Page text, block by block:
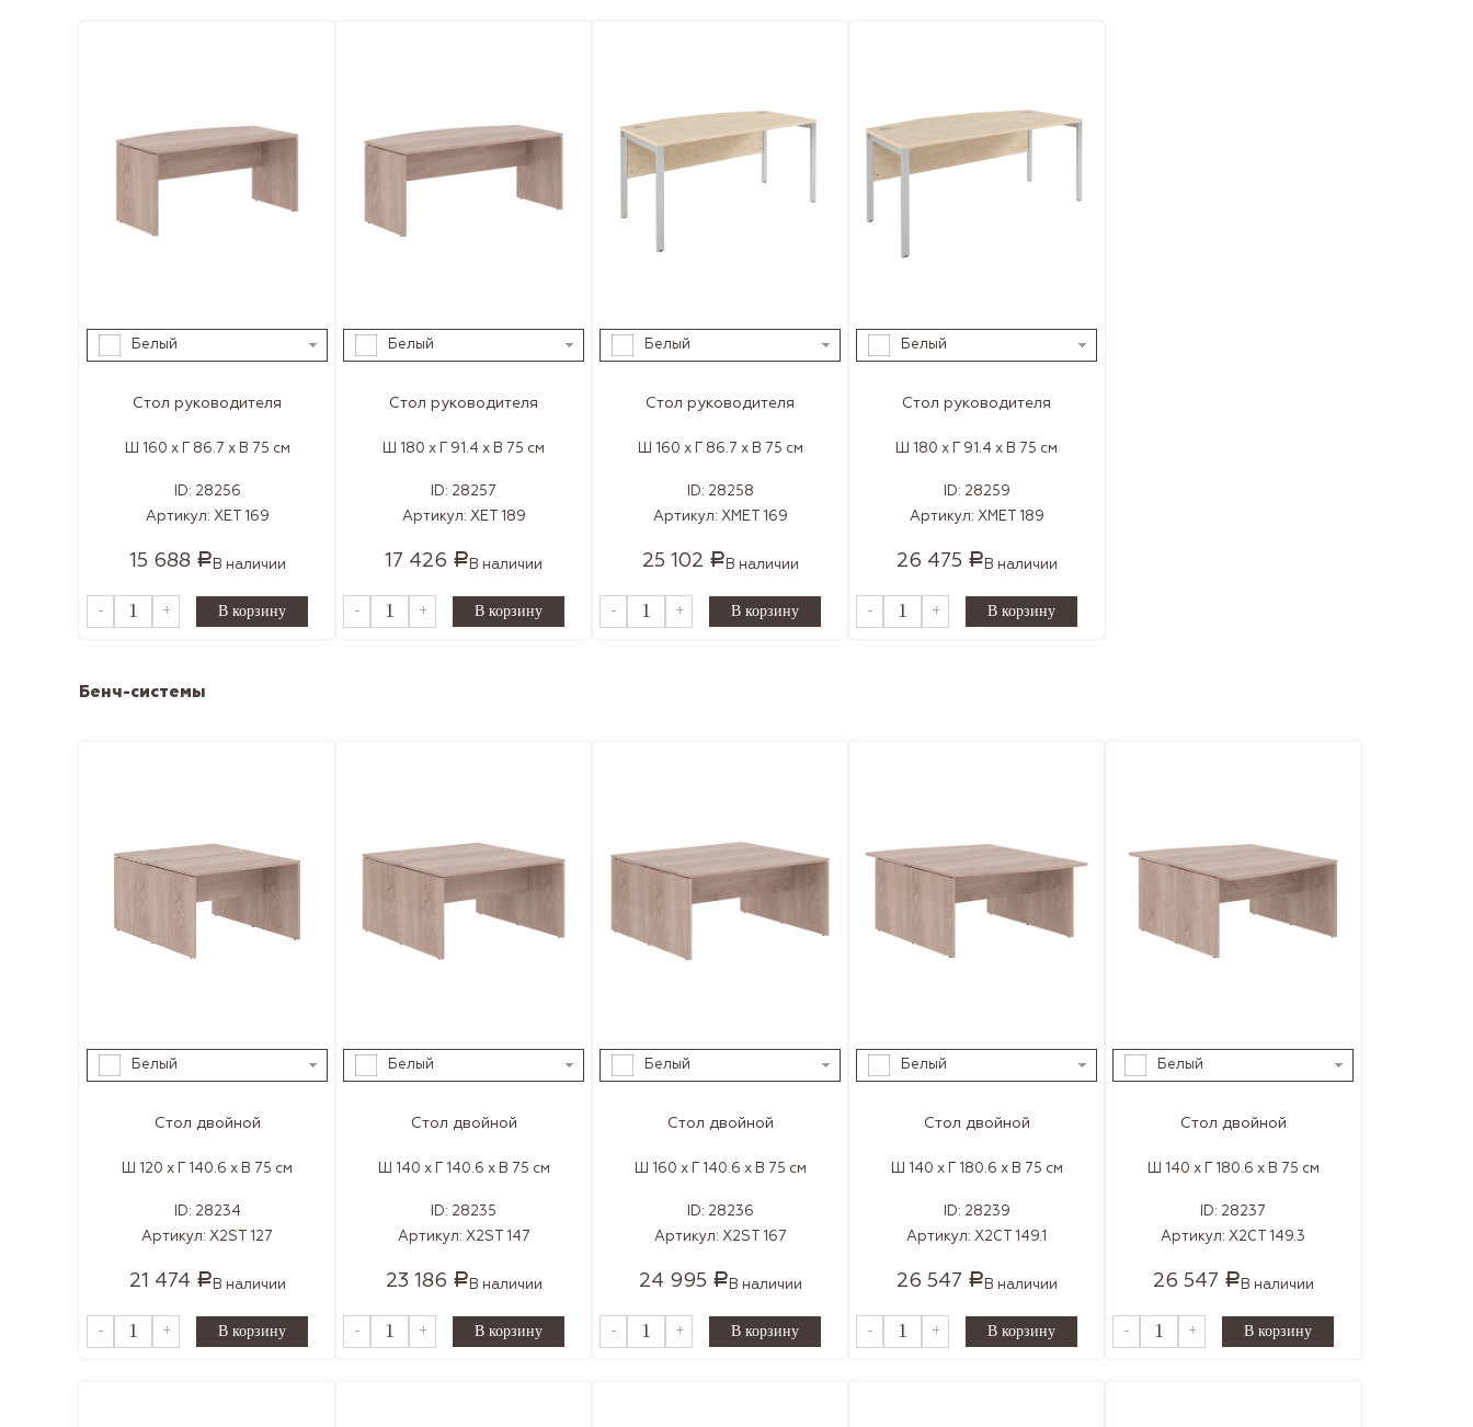
Белый
Стол руководителя
Ш 160 x Г 86.7 x В 75 см
ID: 28256
Артикул: XET 169
15 688 Р В наличии
- +
Белый
Стол руководителя
Ш 180 x Г 91.4 x В 75 см
ID: 28257
Артикул: XET 189
17 426 Р В наличии
- +
Белый
Стол руководителя
Ш 160 x Г 86.7 x В 75 см
ID: 28258
Артикул: XMET 169
25 102 Р В наличии
- +
Белый
Стол руководителя
Ш 180 x Г 91.4 x В 75 см
ID: 28259
Артикул: XMET 189
26 475 Р В наличии
- +
Бенч-системы
Белый
Стол двойной
Ш 120 x Г 140.6 x В 75 см
ID: 28234
Артикул: X2ST 127
21 474 Р В наличии
- +
Белый
Стол двойной
Ш 140 x Г 140.6 x В 75 см
ID: 28235
Артикул: X2ST 147
23 186 Р В наличии
- +
Белый
Стол двойной
Ш 160 x Г 140.6 x В 75 см
ID: 28236
Артикул: X2ST 167
24 995 Р В наличии
- +
Белый
Стол двойной
Ш 140 x Г 180.6 x В 75 см
ID: 28239
Артикул: X2CT 149.1
26 547 Р В наличии
- +
Белый
Стол двойной
Ш 140 x Г 180.6 x В 75 см
ID: 28237
Артикул: X2CT 149.3
26 547 Р В наличии
- +